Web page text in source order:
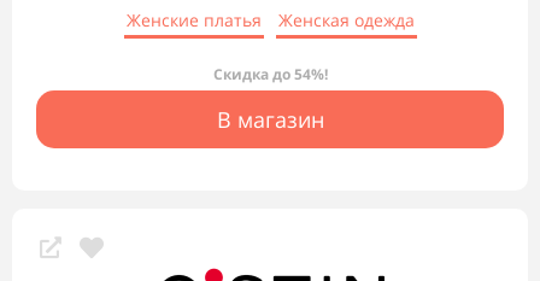
Женские платья
Женская одежда
Скидка до 54%!
В магазин